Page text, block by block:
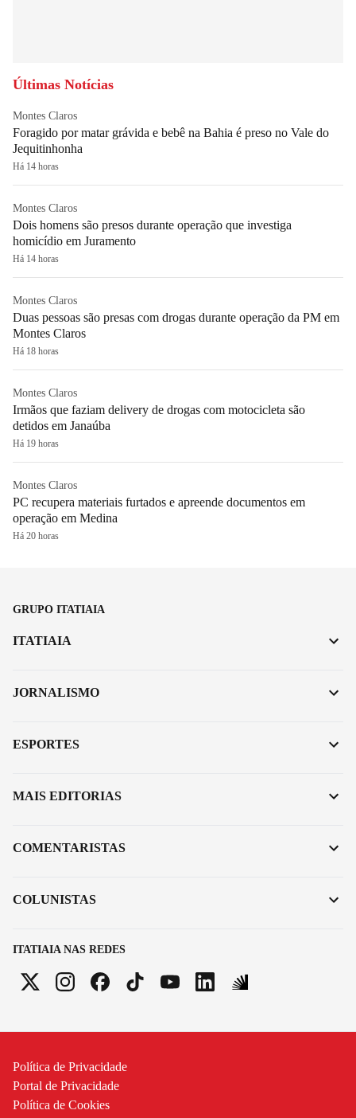
Últimas Notícias
Montes Claros
Foragido por matar grávida e bebê na Bahia é preso no Vale do
Jequitinhonha
Há 14 horas
Montes Claros
Dois homens são presos durante operação que investiga
homicídio em Juramento
Há 14 horas
Montes Claros
Duas pessoas são presas com drogas durante operação da PM em
Montes Claros
Há 18 horas
Montes Claros
Irmãos que faziam delivery de drogas com motocicleta são
detidos em Janaúba
Há 19 horas
Montes Claros
PC recupera materiais furtados e apreende documentos em
operação em Medina
Há 20 horas
GRUPO ITATIAIA
ITATIAIA NAS REDES
ITATIAIA
JORNALISMO
ESPORTES
MAIS EDITORIAS
COMENTARISTAS
COLUNISTAS
Política de Privacidade
Portal de Privacidade
Política de Cookies